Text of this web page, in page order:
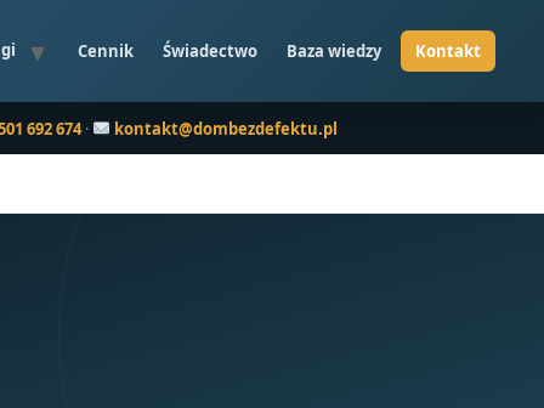
Cennik Świadectwo Baza wiedzy
692 674· kontakt@dombezdefektu.pl